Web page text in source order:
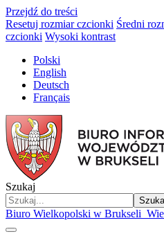
Przejdź do treści
Resetuj rozmiar czcionki Średni
czcionki Wysoki kontrast
Polski
English
Deutsch
Français
Szukaj
Biuro Wielkopolski w Brukseli